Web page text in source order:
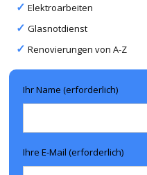
Elektroarbeiten
Glasnotdienst
Renovierungen von A-Z
Ihr Name (erforderlich)
Ihre E-Mail (erforderlich)